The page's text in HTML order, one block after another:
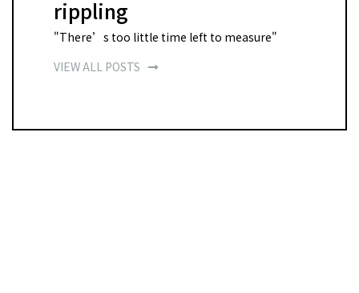
rippling
"There’s too little time left to measure"
VIEW ALL POSTS